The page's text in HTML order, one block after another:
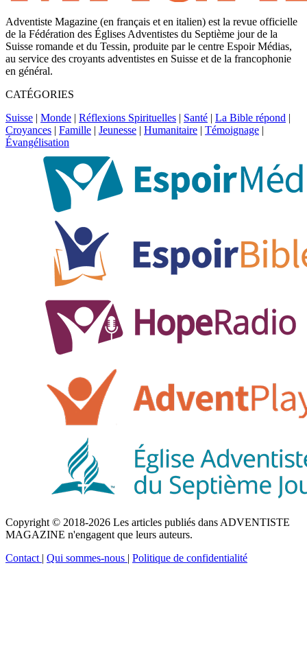
Adventiste Magazine (en français et en italien) est la revue officielle
de la Fédération des Églises Adventistes du Septième jour de la
Suisse romande et du Tessin, produite par le centre Espoir Médias,
au service des croyants adventistes en Suisse et de la francophonie
en général.
CATÉGORIES
Suisse | Monde | Réflexions Spirituelles | Santé | La Bible répond |
Croyances | Famille | Jeunesse | Humanitaire | Témoignage |
Évangélisation
Copyright © 2018-2026 Les articles publiés dans ADVENTISTE
MAGAZINE n'engagent que leurs auteurs.
Contact | Qui sommes-nous | Politique de confidentialité